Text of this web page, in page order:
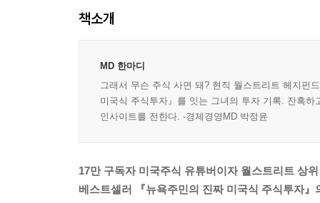
책소개
MD 한마디
그래서 무슨 주식 사면 돼? 현직 월스트리트 헤지펀
미국식 주식투자』를 잇는 그녀의 투자 기록. 잔혹
인사이트를 전한다. -경제경영MD 박정윤
17만 구독자 미국주식 유튜버이자 월스트리트 상
베스트셀러 『뉴욕주민의 진짜 미국식 주식투자